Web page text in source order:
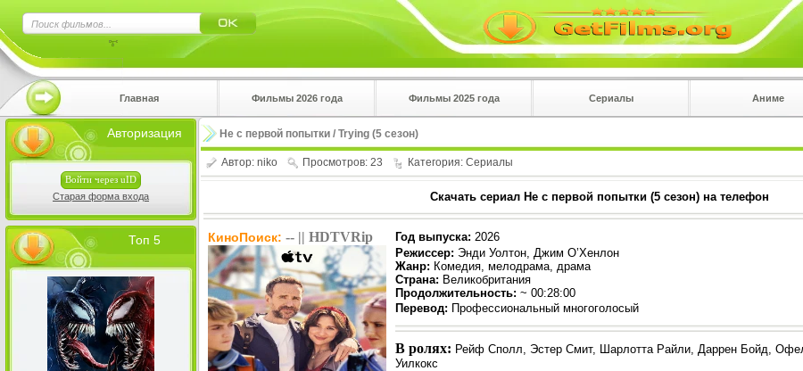
Главная Фильмы 2026 года Фильмы 2025 года Сериалы Аниме
Авторизация
Войти через uID
Старая форма входа
Топ 5
Не с первой попытки / Trying (5 сезон)
Автор: niko Просмотров: 23 Категория: Сериалы
Скачать сериал Не с первой попытки (5 сезон) на телефон
КиноПоиск: -- || HDTVRip Год выпуска: 2026
Режиссер: Энди Уолтон, Джим О’Хенлон
Жанр: Комедия, мелодрама, драма
Страна: Великобритания
Продолжительность: ~ 00:28:00
Перевод: Профессиональный многоголосый
В ролях: Рейф Сполл, Эстер Смит, Шарлотта Райли, Даррен Бойд,
Уилкокс
Нажмите на в плеере
!!!Если Вы с телефона сперва нажмите на троеточие в
верхнем углу!!!